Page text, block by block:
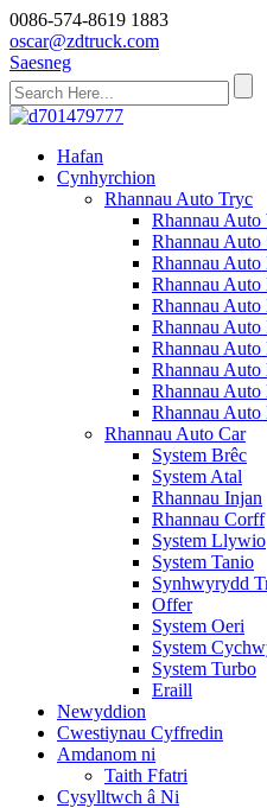
0086-574-8619 1883
oscar@zdtruck.com
Saesneg
Hafan
Cynhyrchion
Rhannau Auto Tryc
Rhannau Auto
Rhannau Auto
Rhannau Auto
Rhannau Auto
Rhannau
Rhannau Auto
Rhannau Auto
Rhannau
Rhannau Auto
Rhannau Auto
Rhannau Auto Car
System Brêc
System Atal
Rhannau Injan
Rhannau Corff
System Llywio
System Tanio
Synhwyrydd
Offer
System Oeri
System
System Turbo
Eraill
Newyddion
Cwestiynau Cyffredin
Amdanom ni
Taith Ffatri
Cysylltwch â Ni